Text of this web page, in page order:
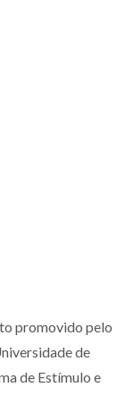
promovido pelo
de
de Estímulo e